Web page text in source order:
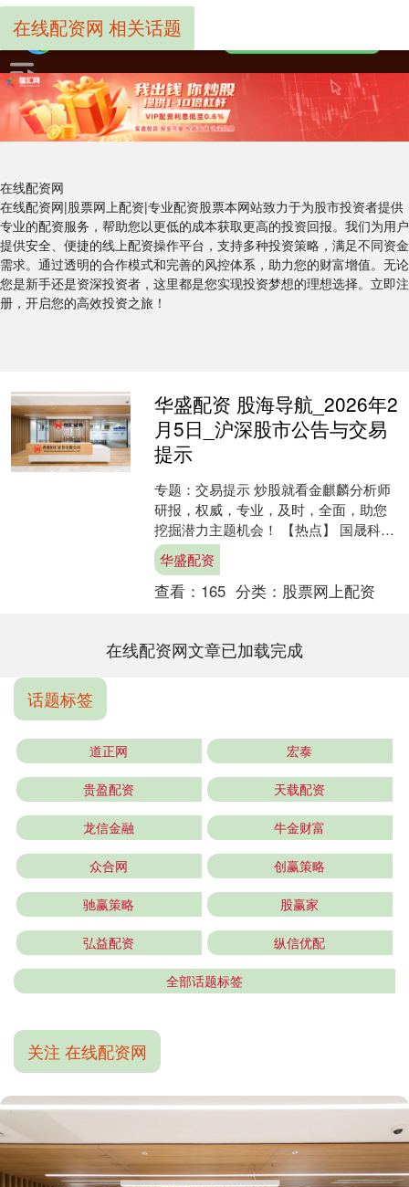
在线配资网
在线配资网|股票网上配资|专业配资股票本网站致力于为股市投资者提供
专业的配资服务，帮助您以更低的成本获取更高的投资回报。我们为用户
提供安全、便捷的线上配资操作平台，支持多种投资策略，满足不同资金
需求。通过透明的合作模式和完善的风控体系，助力您的财富增值。无论
您是新手还是资深投资者，这里都是您实现投资梦想的理想选择。立即注
册，开启您的高效投资之旅！
在线配资网 相关话题
华盛配资 股海导航_2026年2
月5日_沪深股市公告与交易
提示
专题：交易提示 炒股就看金麒麟分析师
研报，权威，专业，及时，全面，助您
挖掘潜力主题机会！ 【热点】 国晟科技
（维权）：公司目前未涉及太空光伏业
务。 晶盛机电：目....
华盛配资
查看： 165 分类： 股票网上配资
在线配资网文章已加载完成
话题标签
道正网 宏泰
贵盈配资 天载配资
龙信金融 牛金财富
众合网 创赢策略
驰赢策略 股赢家
弘益配资 纵信优配
全部话题标签
关注 在线配资网